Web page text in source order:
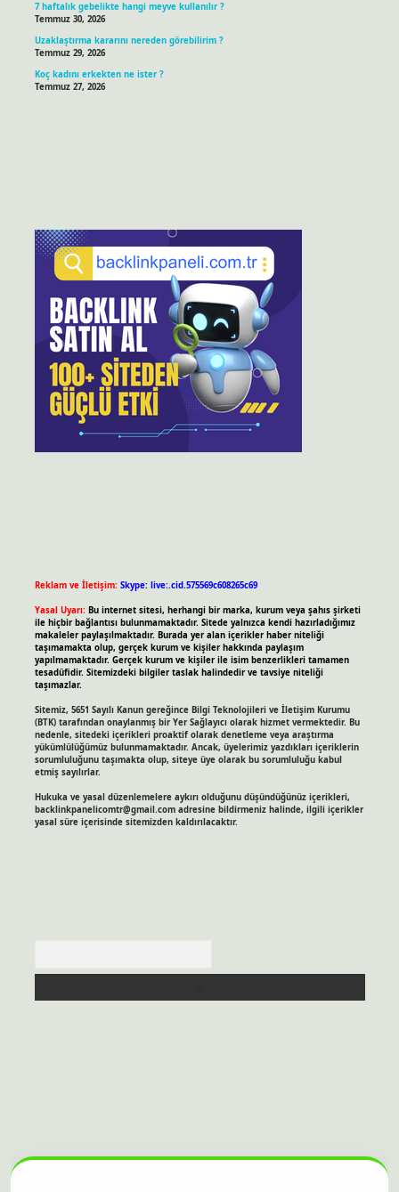
7 haftalık gebelikte hangi meyve kullanılır ?
Temmuz 30, 2026
Uzaklaştırma kararını nereden görebilirim ?
Temmuz 29, 2026
Koç kadını erkekten ne ister ?
Temmuz 27, 2026
Reklam ve İletişim: Skype: live:.cid.575569c608265c69
Yasal Uyarı: Bu internet sitesi, herhangi bir marka, kurum veya şahıs şirketi
ile hiçbir bağlantısı bulunmamaktadır. Sitede yalnızca kendi hazırladığımız
makaleler paylaşılmaktadır. Burada yer alan içerikler haber niteliği
taşımamakta olup, gerçek kurum ve kişiler hakkında paylaşım
yapılmamaktadır. Gerçek kurum ve kişiler ile isim benzerlikleri tamamen
tesadüfidir. Sitemizdeki bilgiler taslak halindedir ve tavsiye niteliği
taşımazlar.
Sitemiz, 5651 Sayılı Kanun gereğince Bilgi Teknolojileri ve İletişim Kurumu
(BTK) tarafından onaylanmış bir Yer Sağlayıcı olarak hizmet vermektedir. Bu
nedenle, sitedeki içerikleri proaktif olarak denetleme veya araştırma
yükümlülüğümüz bulunmamaktadır. Ancak, üyelerimiz yazdıkları içeriklerin
sorumluluğunu taşımakta olup, siteye üye olarak bu sorumluluğu kabul
etmiş sayılırlar.
Hukuka ve yasal düzenlemelere aykırı olduğunu düşündüğünüz içerikleri,
backlinkpanelicomtr@gmail.comadresine bildirmeniz halinde, ilgili içerikler
yasal süre içerisinde sitemizden kaldırılacaktır.